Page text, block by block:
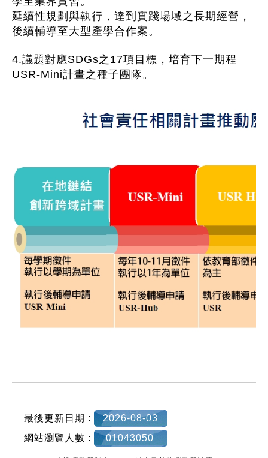
延續性規劃與執行，達到實踐場域之長期經營，
後續輔導至大型產學合作案。
4.議題對應SDGs之17項目標，培育下一期程
USR-Mini計畫之種子團隊。
最後更新日期 :
2026-08-03
網站瀏覽人數 :
01043050